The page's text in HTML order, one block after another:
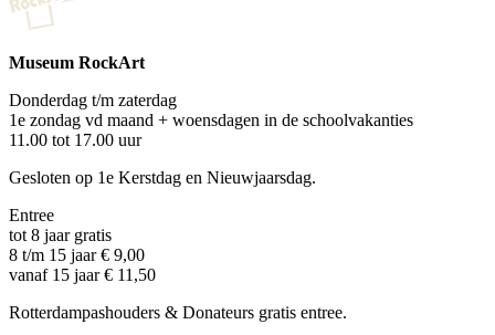
Museum RockArt
Donderdag t/m zaterdag
1e zondag vd maand + woensdagen in de schoolvakanties
11.00 tot 17.00 uur
Gesloten op 1e Kerstdag en Nieuwjaarsdag.
Entree
tot 8 jaar gratis
8 t/m 15 jaar € 9,00
vanaf 15 jaar € 11,50
Rotterdampashouders & Donateurs gratis entree.